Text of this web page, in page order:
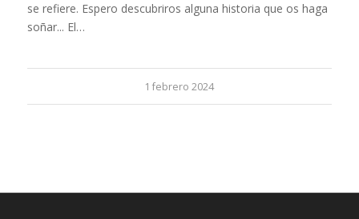
se refiere. Espero descubriros alguna historia que os haga
soñar... El…
1 febrero 2024